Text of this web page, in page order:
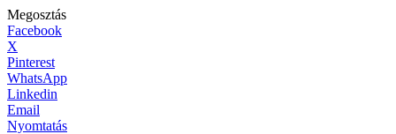
Megosztás
Facebook
X
Pinterest
WhatsApp
Linkedin
Email
Nyomtatás